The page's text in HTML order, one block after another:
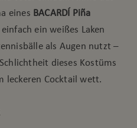
eines BACARDÍ Piña
ein weißes Laken
als Augen nutzt –
dieses Kostüms
leckeren Cocktail wett.